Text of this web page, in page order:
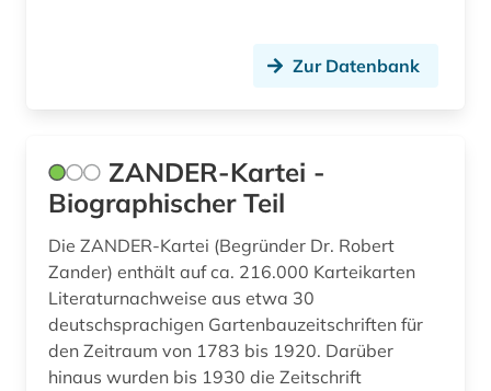
christian christensen (1)
christianisierung (1)
chronik (3)
côte divoire (1)
datensammlung (2)
Zur Datenbank
ZANDER-Kartei -
Biographischer Teil
Die ZANDER-Kartei (Begründer Dr. Robert
Zander) enthält auf ca. 216.000 Karteikarten
Literaturnachweise aus etwa 30
deutschsprachigen Gartenbauzeitschriften für
den Zeitraum von 1783 bis 1920. Darüber
hinaus wurden bis 1930 die Zeitschrift